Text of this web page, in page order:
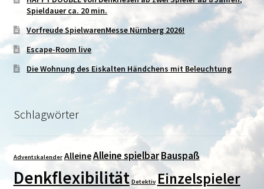
Spieldauer ca. 20 min.
Vorfreude SpielwarenMesse Nürnberg 2026!
Escape-Room live
Die Wohnung des Eiskalten Händchens mit Beleuchtung
Schlagwörter
Adventskalender AlleineAlleine spielbarBauspaß
Denkflexibilität Detektiv Einzelspieler